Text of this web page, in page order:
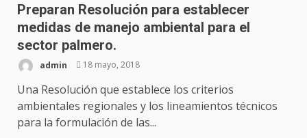
Preparan Resolución para establecer
medidas de manejo ambiental para el
sector palmero.
admin 18 mayo, 2018
Una Resolución que establece los criterios
ambientales regionales y los lineamientos técnicos
para la formulación de las...